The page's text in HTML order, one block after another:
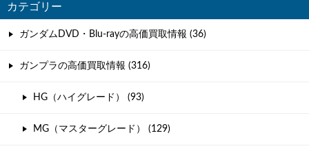
カテゴリー
ガンダムDVD・Blu-rayの高価買取情報 (36)
ガンプラの高価買取情報 (316)
HG（ハイグレード） (93)
MG（マスターグレード） (129)